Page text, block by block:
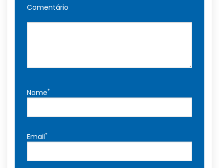
Comentário
Nome*
Email*